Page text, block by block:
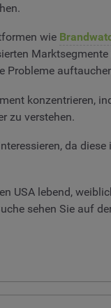
wie
Probleme
konzentrieren,
zu verstehen.
da
USA lebend,
sehen Sie auf